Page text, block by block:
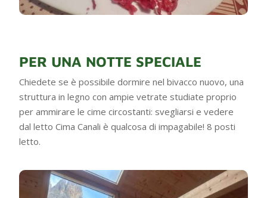
PER UNA NOTTE SPECIALE
Chiedete se è possibile dormire nel bivacco nuovo, una
struttura in legno con ampie vetrate studiate proprio
per ammirare le cime circostanti: svegliarsi e vedere
dal letto Cima Canali è qualcosa di impagabile! 8 posti
letto.